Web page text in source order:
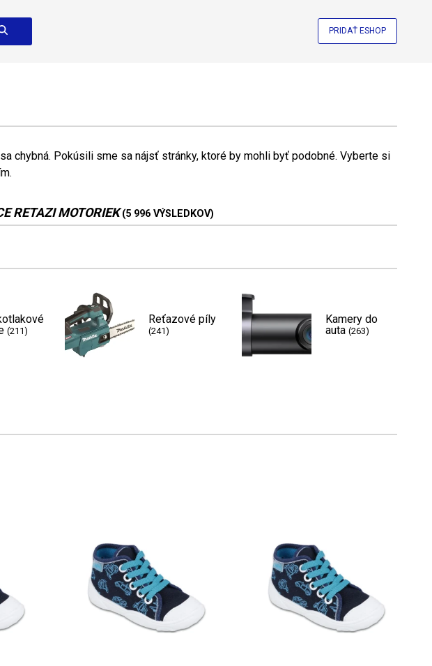
PRIDAŤ ESHOP
chybná. Pokúsili sme sa nájsť stránky, ktoré by mohli byť podobné. Vyberte si
RETAZI MOTORIEK (5 996 VÝSLEDKOV)
(211)
Reťazové píly
(241)
Kamery do
auta (263)